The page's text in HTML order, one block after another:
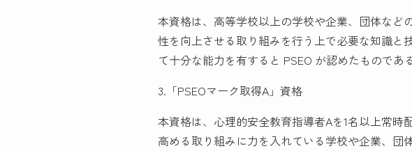
本資格は、高等学校以上の学校や企業、団体など
性を向上させる取り組みを行う上で必要な知識と
て十分な能力を有すると PSEO が認めたものである
3.「PSEOマーク取得A」資格
本資格は、心理的安全教育指導者Aを1名以上常時
高める取り組みに力を入れている学校や企業、団